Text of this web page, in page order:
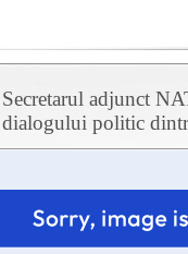
Secretarul adjunct
dialogului politic